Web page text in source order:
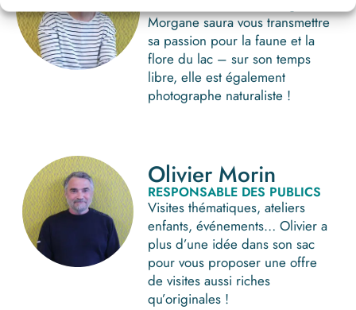
Morgane saura vous transmettre
sa passion pour la faune et la
flore du lac – sur son temps
libre, elle est également
photographe naturaliste !
Olivier Morin
RESPONSABLE DES PUBLICS
Visites thématiques, ateliers
enfants, événements… Olivier a
plus d’une idée dans son sac
pour vous proposer une offre
de visites aussi riches
qu’originales !